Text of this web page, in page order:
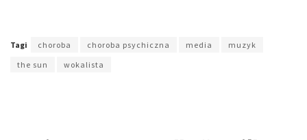
Tagi choroba choroba psychiczna media
muzyk
the sun
wokalista